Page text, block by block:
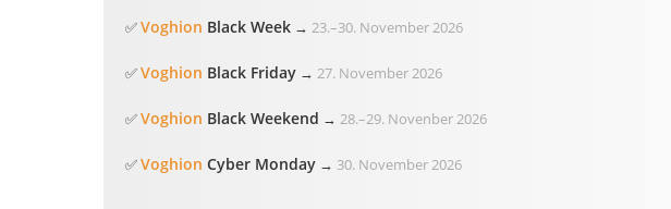
✅Voghion Black Week → 23.–30. November 2026
✅Voghion Black Friday → 27. November 2026
✅Voghion Black Weekend → 28.–29. Novenber 2026
✅Voghion Cyber Monday → 30. November 2026